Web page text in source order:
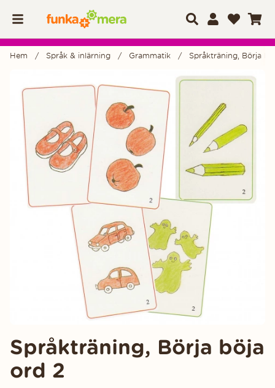
Hem Språk & inlärning Grammatik Språkträning, Börja
Språkträning, Börja böja
ord 2